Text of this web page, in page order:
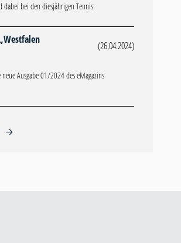
dabei bei den diesjährigen Tennis
(26.04.2024)
Ausgabe 01/2024 des eMagazins
→